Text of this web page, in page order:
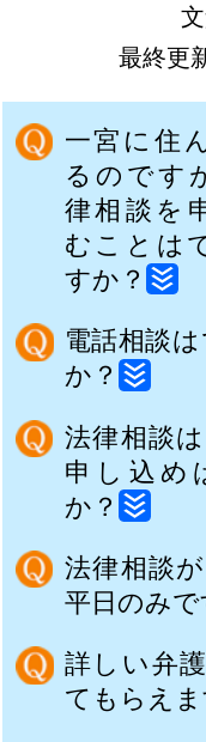
最終更
一宮に住
るのです
律相談を
むことは
すか？
電話相談
か？
法律相談
申し込め
か？
法律相談
平日のみで
詳しい弁
てもらえま